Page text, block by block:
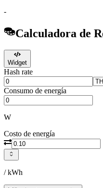
-
Calculadora de
Widget
Hash rate
Consumo de energía
W
Costo de energía
/ kWh